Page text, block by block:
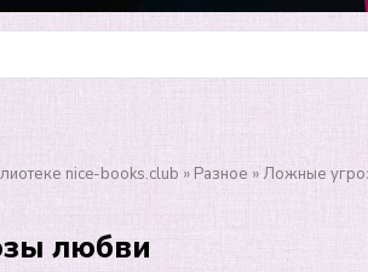
nice-books.club »Разное » Ложные
любви